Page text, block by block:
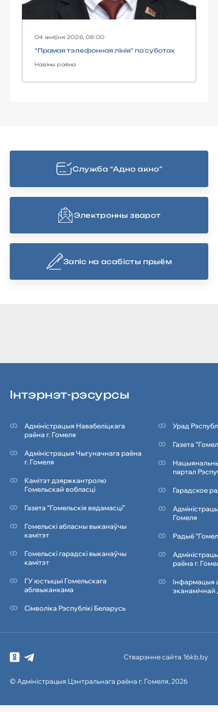
04 жніўня 2026, 08:00
“Прамая тэлефонная лінія” па суботах
Навіны раёна
Cлужба “Адно акно”
Электронны зварот
Запіс на асабісты прыём
Iнтэрнэт-рэсурсы
Адміністрацыя Навабеліцкага
раёна г. Гомеля
Адміністрацыя Чыгуначнага раёна
г. Гомеля
Камітэт дзяржкантролю
Гомельскай вобласці
Газета “Гомельскія ведамасці”
Гомельскі абласны выканаўчы
камітэт
Гомельскі гарадскі выканаўчы
камітэт
ГУ юстыцыі Гомельскага
аблвыканкама
Сімволіка Рэcпублiкi Беларусь
Урад
Газета
партал
Гарадское
Гомеля
Радыё
раёна г.
Інфармацыя
эканамічнай
© Адміністрацыя Цэнтральнага раёна г. Гомеля, 2026
Стварэнне сайта 16kb.by